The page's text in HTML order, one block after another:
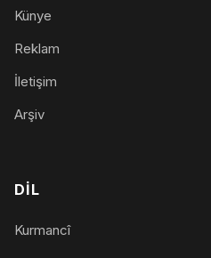
Künye
Reklam
İletişim
Arşiv
DIL
Kurmancî